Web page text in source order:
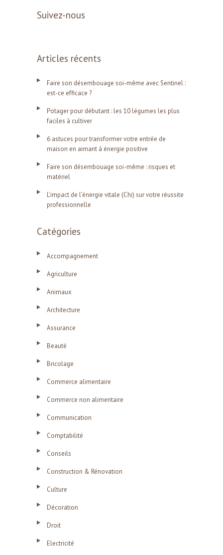
Suivez-nous
Articles récents
Faire son désembouage soi-même avec Sentinel :
est-ce efficace ?
Potager pour débutant : les 10 légumes les plus
faciles à cultiver
6 astuces pour transformer votre entrée de
maison en aimant à énergie positive
Faire son désembouage soi-même : risques et
matériel
L’impact de l’énergie vitale (Chi) sur votre réussite
professionnelle
Catégories
Accompagnement
Agriculture
Animaux
Architecture
Assurance
Beauté
Bricolage
Commerce alimentaire
Commerce non alimentaire
Communication
Comptabilité
Conseils
Construction & Rénovation
Culture
Décoration
Droit
Electricité